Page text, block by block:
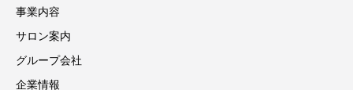
事業内容
サロン案内
グループ会社
企業情報